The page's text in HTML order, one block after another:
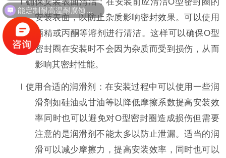
安装表面，以防止杂质影响密封效果。可以使用
酒精或丙酮等溶剂进行清洁。这样可以确保O型
密封圈在安装时不会因为杂质而受到损伤，从而
影响其密封性能。
l 使用合适的润滑剂：在安装过程中可以使用一些润
滑剂如硅油或甘油等以降低摩擦系数提高安装效
率同时也可以避免对O型密封圈造成损伤但需要
注意的是润滑剂不能太多以防止泄漏。适当的润
滑可以减少摩擦力，提高安装效率，同时也可以
能定制耐高温耐腐蚀密封件吗？